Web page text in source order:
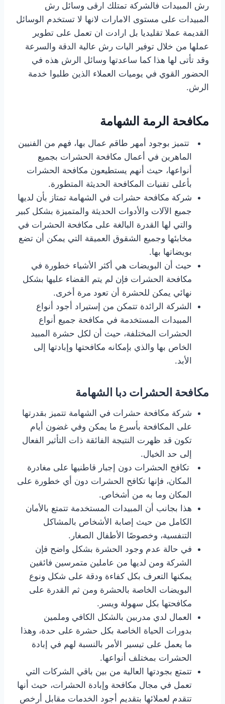
رش المبيدات فالشركة تمتلك ارقى وسائل رش
المبيدات على مستوى الامارات لانها لا تستخدم الوسائل
القديمة عملا تقليديا بل ارادت ان تعمل على تطوير
عملها من خلال توفير اليات رش عالية الدقة والسرعة
وقد تأتى لها هذا كما ساعدتها وسائل الرش هذه في
الحضور القوي في يوميات العملاء الذين طلبوا خدمة
الرش.
تتميز بوجود أمهر طاقم عمال بها، فهم من الفنيين
الماهرين في أعمال مكافحة الحشرات بجميع
أنواعها، حيث أنهم يستطيعون مكافحة الحشرات
بأعلى تقنيات المكافحة الحديثة المتطورة.
شركة مكافحة حشرات في الشهامة تمتاز بأن لديها
جميع الآلات والأدوات الحديثة والمتميزة بشكل كبير
والتي لها القدرة البالغة على مكافحة الحشرات في
مخابئها وجميع الشقوق العميقة التي يمكن أن تضع
بويضاتها بها.
حيث أن البويضات هي أكثر الأشياء خطورة في
مكافحة الحشرات فإن لم يتم القضاء عليها بشكل
نهائي يمكن للحشرة أن تعود مرة أخرى.
الشركة الرائدة تتمكن من إستيراد أجود أنواع
المبيدات المستخدمة في مكافحة جميع أنواع
الحشرات المختلفة، حيث أن لكل حشرة المبيد
الخاص بها والذي بإمكانه مكافحتها وإبادتها إلى
الأبد.
مكافحة الحشرات دبا الشهامة
شركة مكافحة حشرات في الشهامة تتميز بقدرتها
على المكافحة بأسرع ما يمكن وفي غضون أيام
تكون قد ظهرت النتيجة الفائقة ذات التأثير الفعال
إلى حد الخيال.
تكافح الحشرات دون إجبار قاطنيها على مغادرة
المكان، فإنها تكافح الحشرات دون أي خطورة على
المكان وما به من أشخاص.
هذا بجانب أن المبيدات المستخدمة تتمتع بالأمان
الكامل من حيث إصابة الأشخاص بالمشاكل
التنفسية، وخصوصًا الأطفال الصغار.
في حالة عدم وجود الحشرة بشكل واضح فإن
الشركة ومن لديها من عاملين متمرسين فائقين
يمكنها التعرف بكل كفاءة ودقة على شكل ونوع
البويضات الخاصة بالحشرة ومن ثم القدرة على
مكافحتها بكل سهولة ويسر.
العمال لدي مدربين بالشكل الكافي وملمين
بدورات الحياة الخاصة بكل حشرة على حدة، وهذا
ما يعمل على تيسير الأمر بالنسبة لهم في إبادة
الحشرات بمختلف أنواعها.
تتمتع بجودتها العالية من بين باقي الشركات التي
تعمل في مجال مكافحة وإبادة الحشرات، حيث أنها
تتقدم لعملائها بتقديم أجود الخدمات مقابل أرخص